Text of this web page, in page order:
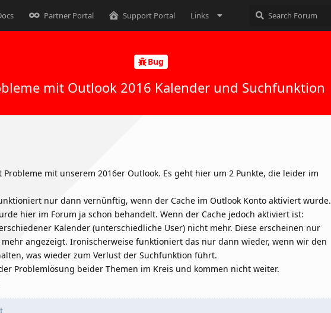
Partner Portal Support Portal Links
Bug
mit Outlook 2016 Kalender und Suchfunktion
mit unserem 2016er Outlook. Es geht hier um 2 Punkte, die leider im
nur dann vernünftig, wenn der Cache im Outlook Konto aktiviert wurde.
hier im Forum ja schon behandelt. Wenn der Cache jedoch aktiviert ist:
Kalender (unterschiedliche User) nicht mehr. Diese erscheinen nur
angezeigt. Ironischerweise funktioniert das nur dann wieder, wenn wir den
was wieder zum Verlust der Suchfunktion führt.
Problemlösung beider Themen im Kreis und kommen nicht weiter.